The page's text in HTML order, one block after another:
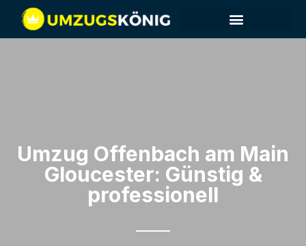
Umzug Offenbach am Main​
Gloucester: Günstig &
professionell​